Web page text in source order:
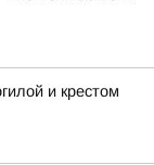
и крестом